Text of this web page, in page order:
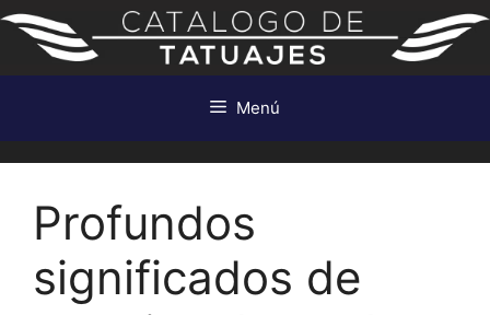
Saltar
contenido
Menú
Profundos
significados de